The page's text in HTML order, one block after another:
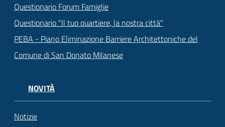
Questionario Forum Famiglie
Questionario "Il tuo quartiere, la nostra città"
PEBA - Piano Eliminazione Barriere Architettoniche del
Comune di San Donato Milanese
NOVITÀ
Notizie